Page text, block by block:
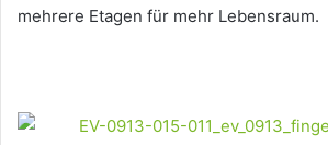
mehrere Etagen für mehr Lebensraum.